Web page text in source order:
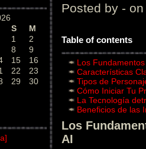
S
M
1
2
8
9
15
16
22
23
29
30
Posted by - on
Table of contents
Los
Características
Tipos de
Cómo Iniciar Tu
La Tecnología
Beneficios de las
Los
AI